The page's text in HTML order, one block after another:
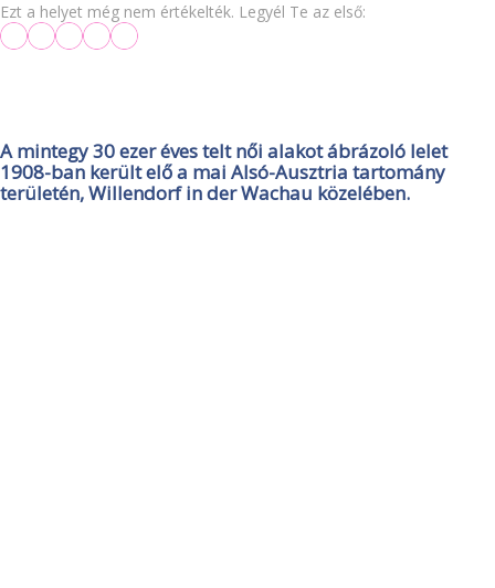
Ezt a helyet még nem értékelték. Legyél Te az első:
A mintegy 30 ezer éves telt női alakot ábrázoló lelet
1908-ban került elő a mai Alsó-Ausztria tartomány
területén, Willendorf in der Wachau közelében.